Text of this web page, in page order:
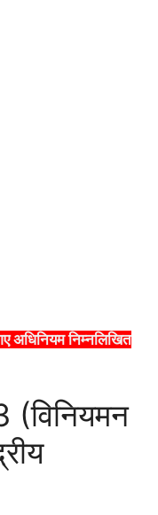
अधिनियम निम्नलिखित
(विनियमन